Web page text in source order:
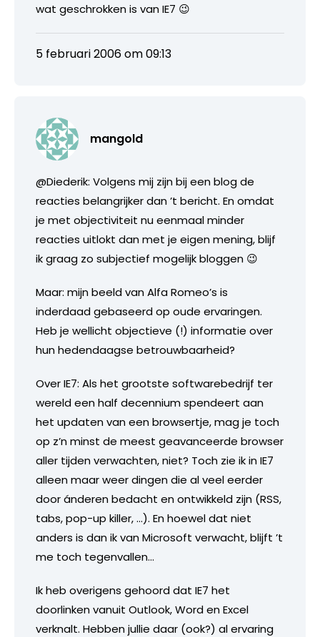
wat geschrokken is van IE7 😉
5 februari 2006 om 09:13
mangold
@Diederik: Volgens mij zijn bij een blog de
reacties belangrijker dan ’t bericht. En omdat
je met objectiviteit nu eenmaal minder
reacties uitlokt dan met je eigen mening, blijf
ik graag zo subjectief mogelijk bloggen 😉
Maar: mijn beeld van Alfa Romeo’s is
inderdaad gebaseerd op oude ervaringen.
Heb je wellicht objectieve (!) informatie over
hun hedendaagse betrouwbaarheid?
Over IE7: Als het grootste softwarebedrijf ter
wereld een half decennium spendeert aan
het updaten van een browsertje, mag je toch
op z’n minst de meest geavanceerde browser
aller tijden verwachten, niet? Toch zie ik in IE7
alleen maar weer dingen die al veel eerder
door ánderen bedacht en ontwikkeld zijn (RSS,
tabs, pop-up killer, …). En hoewel dat niet
anders is dan ik van Microsoft verwacht, blijft ’t
me toch tegenvallen…
Ik heb overigens gehoord dat IE7 het
doorlinken vanuit Outlook, Word en Excel
verknalt. Hebben jullie daar (ook?) al ervaring